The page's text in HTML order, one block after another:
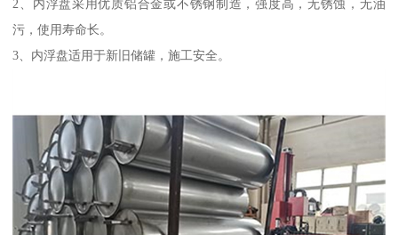
2、内浮盘采用优质铝合金或不锈钢制造，强度高，无锈蚀，无油
污，使用寿命长。
3、内浮盘适用于新旧储罐，施工安全。